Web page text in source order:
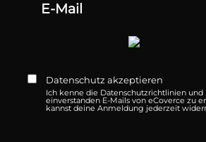
E-Mail
Datenschutz akzeptieren
Ich kenne die Datenschutzrichtlinien und
einverstanden E-Mails von eCoverce zu
kannst deine Anmeldung jederzeit